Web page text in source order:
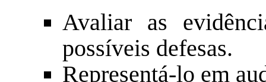
Avaliar as
possíveis defesas.
Representá-lo em